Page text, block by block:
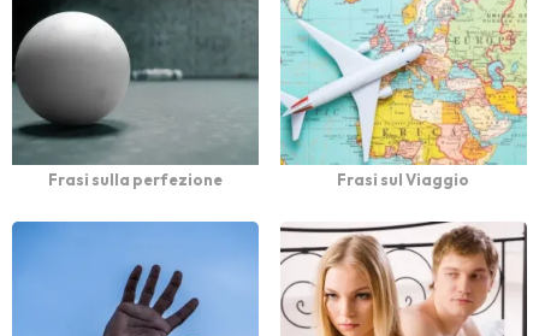
Frasi sulla perfezione Frasi sul Viaggio